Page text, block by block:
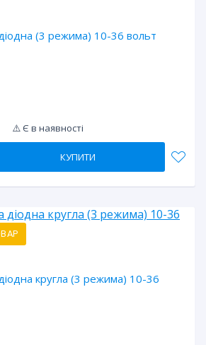
(3 режима) 10-36 вольт
⚠️ Є в наявності
КУПИТИ
кругла (3 режима) 10-36